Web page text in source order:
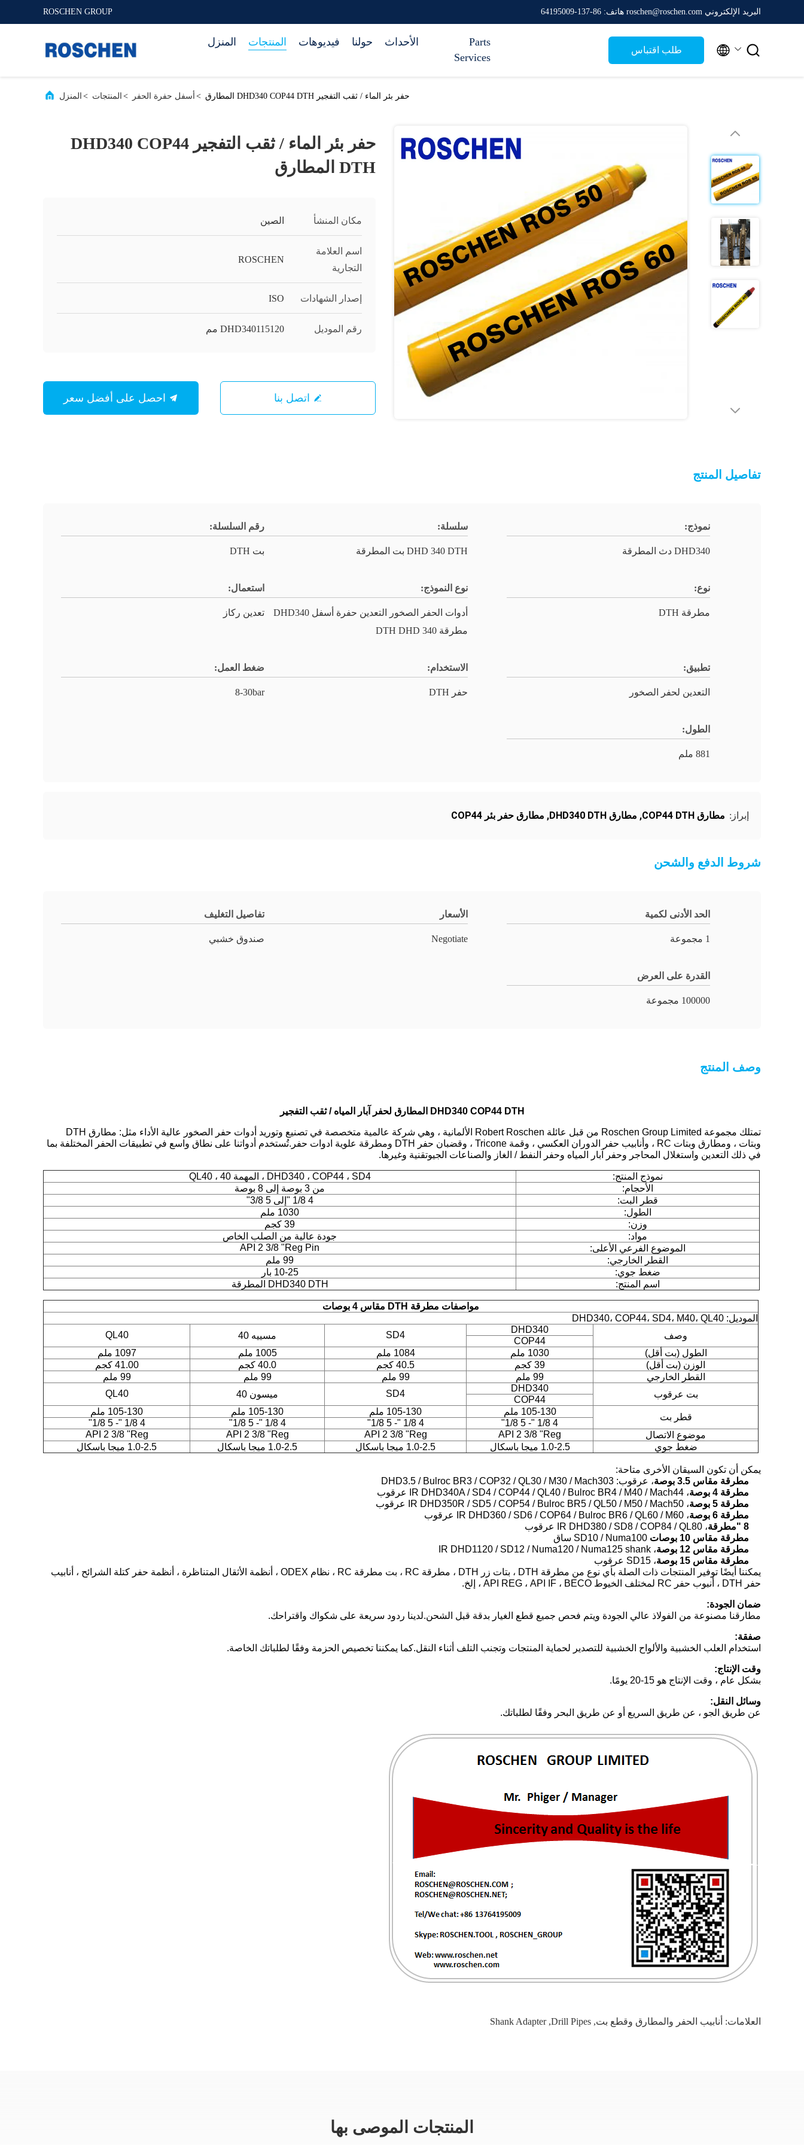
ROSCHEN GROUP البريد الإلكتروني roschen@roschen.com هاتف: 86-137-64195009
المنزل المنتجات فيديوهات حولنا الأحداث
Parts
Services
طلب اقتباس  
المنزل > المنتجات > أسفل حفرة الحفر > حفر بئر الماء / ثقب التفجير DHD340 COP44 DTH المطارق
حفر بئر الماء / ثقب التفجير DHD340 COP44
DTH المطارق
مكان المنشأ الصين
اسم العلامة
التجارية
ROSCHEN
إصدار الشهادات ISO
رقم الموديل DHD340115120 مم
تفاصيل المنتج
نموذج:
DHD340 دث المطرقة
سلسلة:
DHD 340 DTH بت المطرقة
رقم السلسلة:
بت DTH
نوع:
مطرقة DTH
نوع النموذج:
أدوات الحفر الصخور التعدين حفرة أسفل DHD340
مطرقة DTH DHD 340
استعمال:
تعدين ركاز
تطبيق:
التعدين لحفر الصخور
الاستخدام:
حفر DTH
ضغط العمل:
8-30bar
الطول:
881 ملم
إبراز: مطارق COP44 DTH , مطارق DHD340 DTH , مطارق حفر بئر COP44
شروط الدفع والشحن
الحد الأدنى لكمية
1 مجموعة
الأسعار
Negotiate
تفاصيل التغليف
صندوق خشبي
القدرة على العرض
100000 مجموعة
وصف المنتج
DHD340 COP44 DTH المطارق لحفر آبار المياه / ثقب التفجير
تمتلك مجموعة Roschen Group Limited من قبل عائلة Robert Roschen الألمانية ، وهي شركة عالمية متخصصة في تصنيع وتوريد أدوات حفر الصخور عالية الأداء مثل: مطارق DTH
وبتات ، ومطارق وبتات RC ، وأنابيب حفر الدوران العكسي ، وقمة Tricone ، وقضبان حفر DTH ومطرقة علوية ادوات حفر.تُستخدم أدواتنا على نطاق واسع في تطبيقات الحفر المختلفة بما
في ذلك التعدين واستغلال المحاجر وحفر آبار المياه وحفر النفط / الغاز والصناعات الجيوتقنية وغيرها.
نموذج المنتج:
DHD340 ، COP44 ، SD4 ، المهمة 40 ، QL40
الأحجام:
من 3 بوصة إلى 8 بوصة
قطر البت:
4 1/8 "إلى 5 3/8"
الطول:
1030 ملم
وزن:
39 كجم
مواد:
جودة عالية من الصلب الخاص
الموضوع الفرعي الأعلى:
API 2 3/8 "Reg Pin
القطر الخارجي:
99 ملم
ضغط جوي:
10-25 بار
اسم المنتج:
DHD340 DTH المطرقة
مواصفات مطرقة DTH مقاس 4 بوصات
الموديل: DHD340، COP44، SD4، M40، QL40
وصف
DHD340
SD4 مسييه 40 QL40
COP44
الطول (بت أقل)
1030 ملم 1084 ملم 1005 ملم
1097 ملم
الوزن (بت أقل)
39 كجم 40.5 كجم 40.0 كجم
41.00 كجم
القطر الخارجي
99 ملم 99 ملم 99 ملم
99 ملم
بت عرقوب
DHD340
SD4 ميسون 40 QL40
COP44
قطر بت
105-130 ملم 105-130 ملم 105-130 ملم
105-130 ملم
4 1/8 "- 5 1/8"
4 1/8 "- 5 1/8"
4 1/8 "- 5 1/8"
4 1/8 "- 5 1/8"
موضوع الاتصال
API 2 3/8 "Reg
API 2 3/8 "Reg
API 2 3/8 "Reg
API 2 3/8 "Reg
ضغط جوي
1.0-2.5 ميجا باسكال 1.0-2.5 ميجا باسكال 1.0-2.5 ميجا باسكال 1.0-2.5 ميجا باسكال
يمكن أن تكون السيقان الأخرى متاحة:
مطرقة مقاس 3.5 بوصة
، عرقوب: DHD3.5 / Bulroc BR3 / COP32 / QL30 / M30 / Mach303
مطرقة 4 بوصة
، IR DHD340A / SD4 / COP44 / QL40 / Bulroc BR4 / M40 / Mach44 عرقوب
مطرقة 5 بوصة
، IR DHD350R / SD5 / COP54 / Bulroc BR5 / QL50 / M50 / Mach50 عرقوب
مطرقة 6 بوصة
، IR DHD360 / SD6 / COP64 / Bulroc BR6 / QL60 / M60 عرقوب
8 "مطرقة
، IR DHD380 / SD8 / COP84 / QL80 عرقوب
مطرقة مقاس 10 بوصات
مطرقة مقاس 12 بوصة
، IR DHD1120 / SD12 / Numa120 / Numa125 shank
مطرقة مقاس 15 بوصة
، SD15 عرقوب
يمكننا أيضًا توفير المنتجات ذات الصلة بأي نوع من مطرقة DTH ، بتات زر DTH ، مطرقة RC ، بت مطرقة RC ، نظام ODEX ، أنظمة الأثقال المتناظرة ، أنظمة حفر كتلة الشرائح ، أنابيب
حفر DTH ، أنبوب حفر RC لمختلف الخيوط API REG ، API IF ، BECO ، إلخ.
ضمان الجودة:
مطارقنا مصنوعة من الفولاذ عالي الجودة ويتم فحص جميع قطع الغيار بدقة قبل الشحن.لدينا ردود سريعة على شكواك واقتراحك.
صفقة:
استخدام العلب الخشبية والألواح الخشبية للتصدير لحماية المنتجات وتجنب التلف أثناء النقل.كما يمكننا تخصيص الحزمة وفقًا لطلباتك الخاصة.
وقت الإنتاج:
بشكل عام ، وقت الإنتاج هو 15-20 يومًا.
وسائل النقل:
عن طريق الجو ، عن طريق السريع أو عن طريق البحر وفقًا لطلباتك.
العلامات: أنابيب الحفر والمطارق وقطع بت,
Drill Pipes
,
Shank Adapter
المنتجات الموصى بها